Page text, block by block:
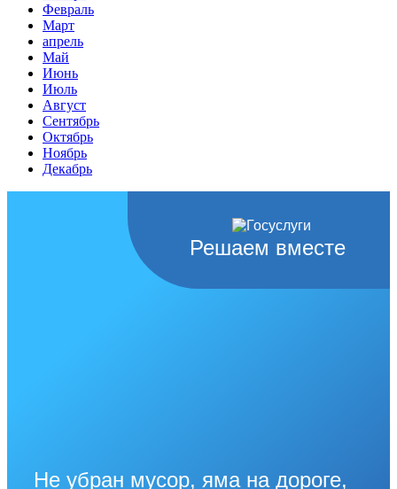
Февраль
Март
апрель
Май
Июнь
Июль
Август
Сентябрь
Октябрь
Ноябрь
Декабрь
Решаем вместе
Не убран мусор, яма на дороге,